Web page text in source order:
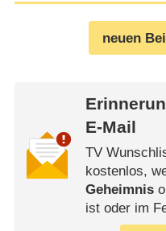
neuen
E-Mail
TV
kostenlos,
Geheimnis
ist oder im